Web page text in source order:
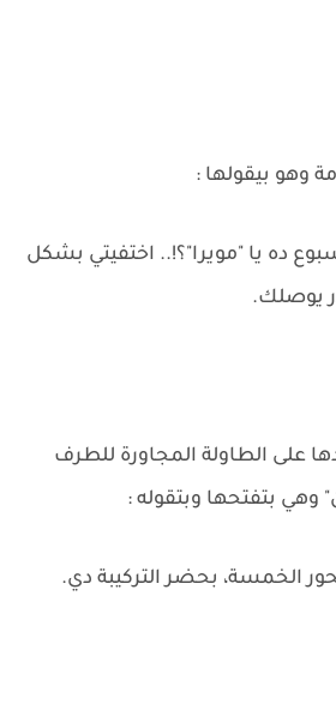
وهو بيقولها :
ده يا "مويرا"؟!.. اختفيتي بشكل
يوصلك.
على الطاولة المجاورة للطرف
وهي بتفتحها وبتقوله :
الخمسة، بحضر التركيبة دي.